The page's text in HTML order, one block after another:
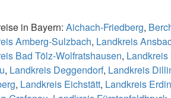
in Bayern: Aichach-Friedberg,
Amberg-Sulzbach, Landkreis
Bad Tölz-Wolfratshausen, Landkreis
, Landkreis Deggendorf, Landkreis
, Landkreis Eichstätt, Landkreis